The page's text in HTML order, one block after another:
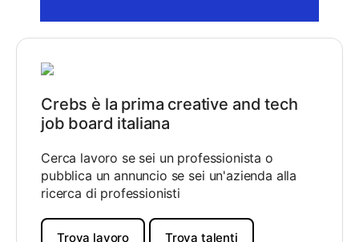
Crebs è la prima creative and tech
job board italiana
Cerca lavoro se sei un professionista o
pubblica un annuncio se sei un'azienda alla
ricerca di professionisti
Trova lavoro Trova talenti